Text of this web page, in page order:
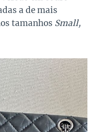
a de mais
tamanhos Small,